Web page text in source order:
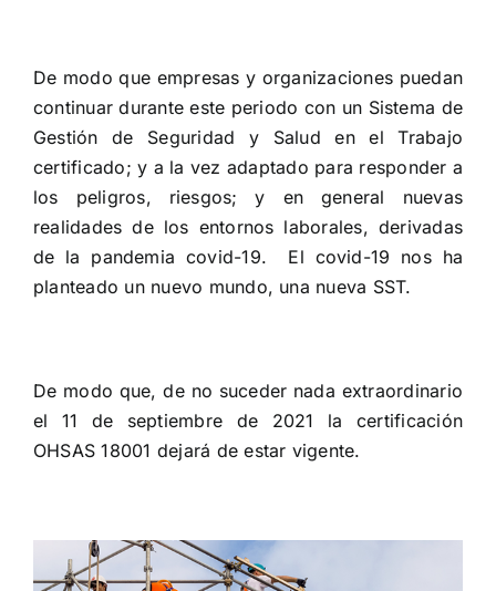
De modo que empresas y organizaciones puedan
continuar durante este periodo con un Sistema de
Gestión de Seguridad y Salud en el Trabajo
certificado; y a la vez adaptado para responder a
los peligros, riesgos; y en general nuevas
realidades de los entornos laborales, derivadas
de la pandemia covid-19. El covid-19 nos ha
planteado un nuevo mundo, una nueva SST.
De modo que, de no suceder nada extraordinario
el 11 de septiembre de 2021 la certificación
OHSAS 18001 dejará de estar vigente.